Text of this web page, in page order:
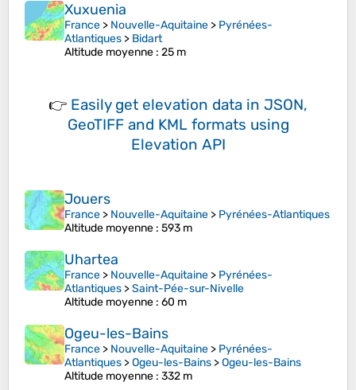
Xuxuenia
France > Nouvelle-Aquitaine > Pyrénées-
Atlantiques > Bidart
Altitude moyenne : 25 m
👉 Easily get elevation data in JSON,
GeoTIFF and KML formats using
Elevation API
Jouers
France > Nouvelle-Aquitaine > Pyrénées-Atlantiques
Altitude moyenne : 593 m
Uhartea
France > Nouvelle-Aquitaine > Pyrénées-
Atlantiques >Saint-Pée-sur-Nivelle
Altitude moyenne : 60 m
Ogeu-les-Bains
France > Nouvelle-Aquitaine > Pyrénées-
Atlantiques >Ogeu-les-Bains >Ogeu-les-Bains
Altitude moyenne : 332 m